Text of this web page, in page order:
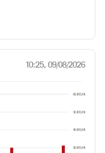
10:25, 09/08/2026